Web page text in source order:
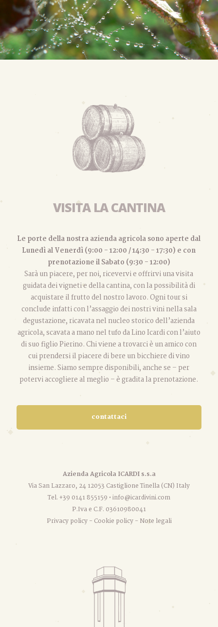
VISITA LA CANTINA
Le porte della nostra azienda agricola sono aperte dal
Lunedì al Venerdì (9:00 - 12:00 / 14:30 - 17:30) e con
prenotazione il Sabato (9:30 - 12:00)
Sarà un piacere, per noi, ricevervi e offrirvi una visita
guidata dei vigneti e della cantina, con la possibilità di
acquistare il frutto del nostro lavoro. Ogni tour si
conclude infatti con l’assaggio dei nostri vini nella sala
degustazione, ricavata nel nucleo storico dell’azienda
agricola, scavata a mano nel tufo da Lino Icardi con l’aiuto
di suo figlio Pierino. Chi viene a trovarci è un amico con
cui prendersi il piacere di bere un bicchiere di vino
insieme. Siamo sempre disponibili, anche se – per
potervi accogliere al meglio – è gradita la prenotazione.
contattaci
Azienda Agricola ICARDI s.s.a
Via San Lazzaro, 24 12053 Castiglione Tinella (CN) Italy
Tel. +39 0141 855159 •info@icardivini.com
P.Iva e C.F. 03610980041
Privacy policy- Cookie policy- Note legali